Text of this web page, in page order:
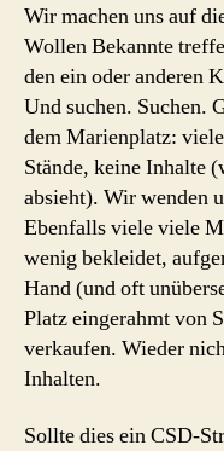
Wir machen uns auf
Wollen Bekannte
den ein oder anderen
Und suchen. Suchen.
dem Marienplatz:
Stände, keine Inhalte
absieht). Wir wenden
Ebenfalls viele viele
wenig bekleidet,
Hand (und oft
Platz eingerahmt von
verkaufen. Wieder
Inhalten.
Sollte dies ein CSD-